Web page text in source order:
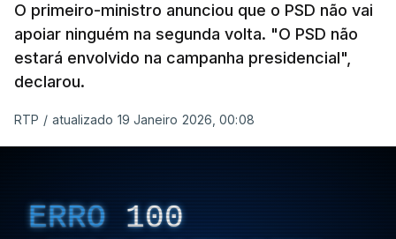
O primeiro-ministro anunciou que o PSD não vai
apoiar ninguém na segunda volta. "O PSD não
estará envolvido na campanha presidencial",
declarou.
RTP / atualizado 19 Janeiro 2026, 00:08
ERRO 100